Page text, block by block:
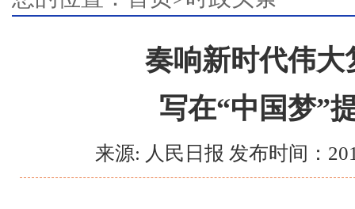
奏响新时代伟
写在“中国梦”
来源: 人民日报 发布时间：